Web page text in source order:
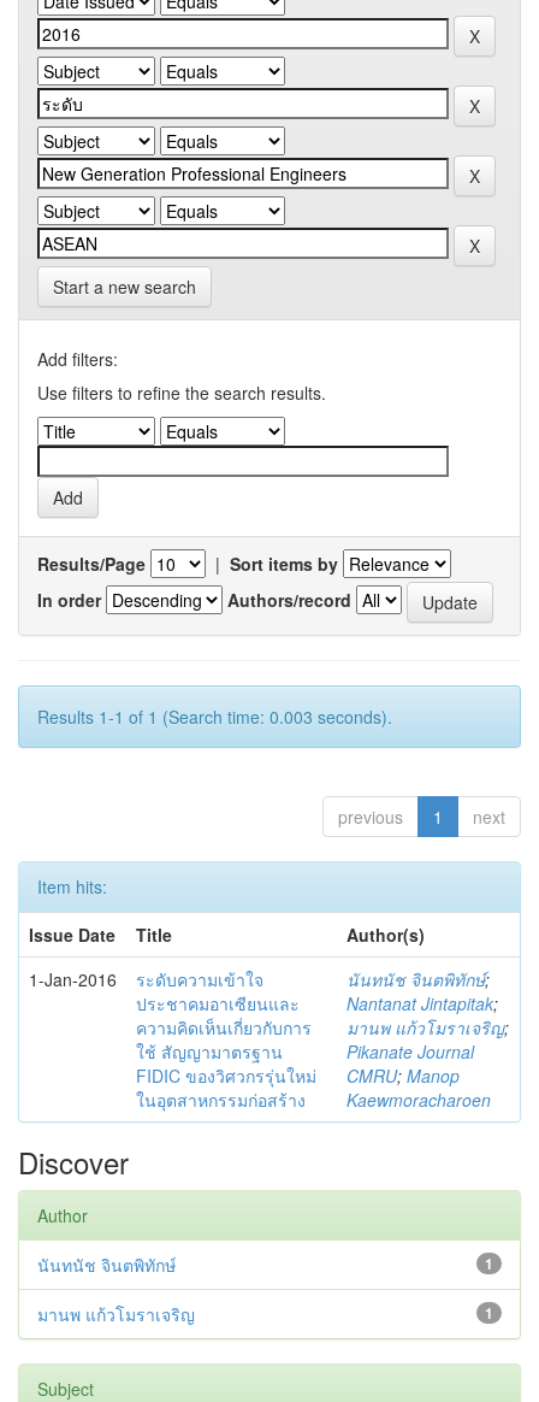
Start a new search
Add filters:
Use filters to refine the search results.
Results/Page | Sort items by
In order
Authors/record
Results 1-1 of 1 (Search time: 0.003 seconds).
previous 1 next
Item hits:
Issue Date
Title
Author(s)
1-Jan-2016
ระดับความเข้าใจ
ประชาคมอาเซียนและ
ความคิดเห็นเกี่ยวกับการ
ใช้ สัญญามาตรฐาน
FIDIC ของวิศวกรรุ่นใหม่
ในอุตสาหกรรมก่อสร้าง
นันทนัช จินตพิทักษ์;
Nantanat Jintapitak;
มานพ แก้วโมราเจริญ;
Pikanate Journal
CMRU; Manop
Kaewmoracharoen
Discover
Author
1
นันทนัช จินตพิทักษ์
1
มานพ แก้วโมราเจริญ
Subject